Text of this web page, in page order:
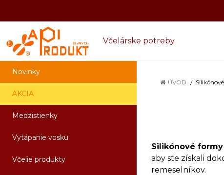
Včelárske potreby
Novinky
AKCIA
Medzistienky
Vytápanie vosku
Včelie produkty
ÚVOD
Silikónové formy
aby ste získali
remeselníkov.